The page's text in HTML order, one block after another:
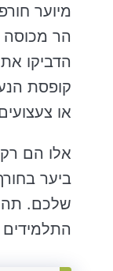
מיוער
הר מכוסה
הדביקו
קופסת
או
אלו הם
ביער
שלכם.